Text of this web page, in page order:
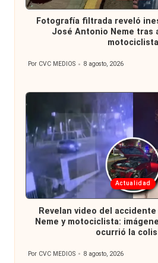
en
Fotografía filtrada reveló
José Antonio Neme tras
motociclista
Por CVC MEDIOS 8 agosto, 2026
Publicada
en
Actualidad
Revelan video del
Neme y motociclista:
ocurrió la
Publicado
Por CVC MEDIOS 8 agosto, 2026